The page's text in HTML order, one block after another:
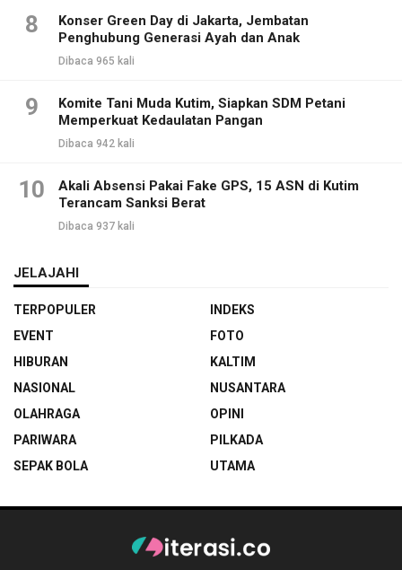
8
Konser Green Day di Jakarta, Jembatan
Penghubung Generasi Ayah dan Anak
Dibaca 965 kali
9
Komite Tani Muda Kutim, Siapkan SDM Petani
Memperkuat Kedaulatan Pangan
Dibaca 942 kali
10
Akali Absensi Pakai Fake GPS, 15 ASN di Kutim
Terancam Sanksi Berat
Dibaca 937 kali
JELAJAHI
TERPOPULER
INDEKS
EVENT
FOTO
HIBURAN
KALTIM
NASIONAL
NUSANTARA
OLAHRAGA
OPINI
PARIWARA
PILKADA
SEPAK BOLA
UTAMA